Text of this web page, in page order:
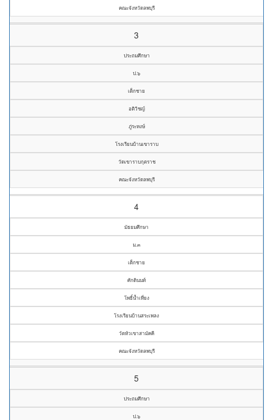
คณะจังหวัดลพบุรี
3
ประถมศึกษา
ป.๖
เด็กชาย
อติวิชญ์
ภู่ระหงษ์
โรงเรียนบ้านเขาราบ
วัดเขาราบกุตราช
คณะจังหวัดลพบุรี
4
มัธยมศึกษา
ม.๓
เด็กชาย
ศักดินนท์
โพธิ์น้ำเที่ยง
โรงเรียนบ้านสระเพลง
วัดหัวเขาสามัคคี
คณะจังหวัดลพบุรี
5
ประถมศึกษา
ป.๖